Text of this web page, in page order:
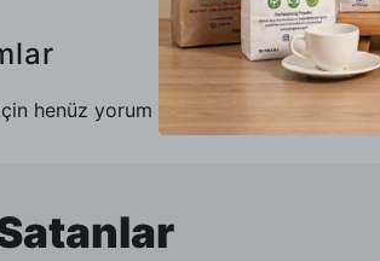
henüz yorum yapılmamış.